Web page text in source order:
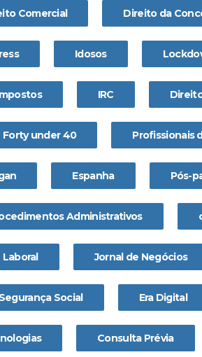
Comercial Direito da
Idosos
IRC
Forty under 40 Profissionais
Espanha Pós-
Administrativos
Laboral Jornal de Negócios
Social Era Digital
Consulta Prévia